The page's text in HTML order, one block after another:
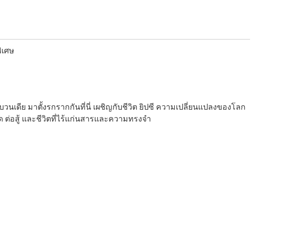
ศษ
เดีย มาตั้งรกรากกันที่นี่ เผชิญกับชีวิต ยิปซี ความเปลี่ยนแปลงของโลก
ต่อสู้ และชีวิตที่ไร้แก่นสารและความทรงจำ